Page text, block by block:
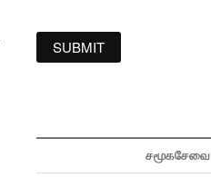
சமூகசேவை